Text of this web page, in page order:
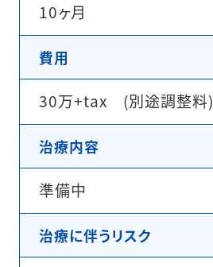
10ヶ月
費用
30万+tax (別途調整料)
治療内容
準備中
治療に伴うリスク